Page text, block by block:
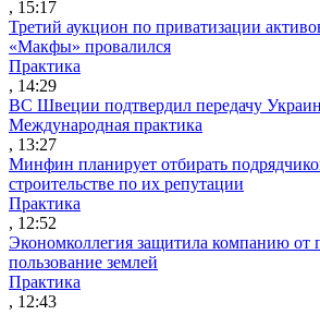
, 15:17
Третий аукцион по приватизации
«Макфы» провалился
Практика
, 14:29
ВС Швеции подтвердил передачу
Международная практика
, 13:27
Минфин планирует отбирать
строительстве по их репутации
Практика
, 12:52
Экономколлегия защитила компанию от
пользование землей
Практика
, 12:43